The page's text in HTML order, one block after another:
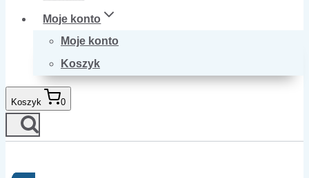
Moje konto
Moje konto
Koszyk
Koszyk 0